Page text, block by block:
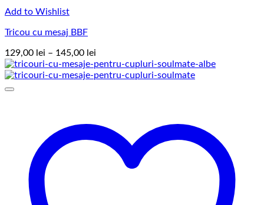
Add to Wishlist
Tricou cu mesaj BBF
129,00 lei – 145,00 lei
de
prețuri: